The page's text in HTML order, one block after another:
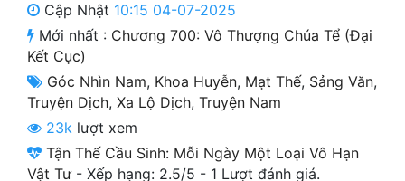
Cạnh Kỹ
Cổ Tiên Hiệp
Cổ Đại
Du Hí
Dã Sử
Cập Nhật 10:15 04-07-2025
Mới nhất : Chương 700: Vô Thượng Chúa Tể (đại
Kết Cục)
Góc Nhìn Nam, Khoa Huyễn, Mạt Thế, Sảng Văn,
Truyện Dịch, Xa Lộ Dịch, Truyện Nam
23k lượt xem
Tận Thế Cầu Sinh: Mỗi Ngày Một Loại Vô Hạn
Vật Tư - Xếp hạng: 2.5/5 - 1 Lượt đánh giá.